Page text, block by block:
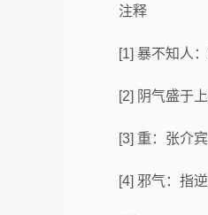
注释
[1] 暴不知人
[2] 阴气盛于
[3] 重：张介
[4] 邪气：指逆